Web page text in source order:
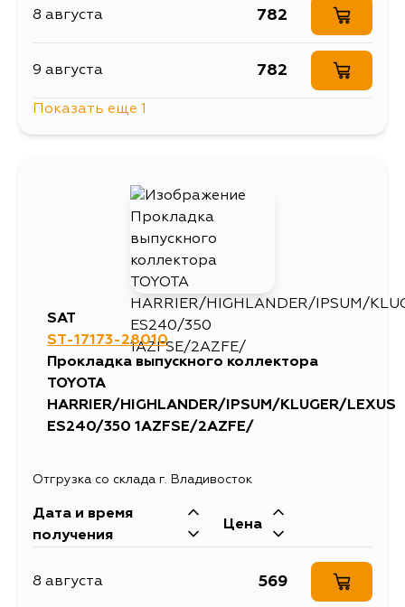
8 августа 782
9 августа 782
Показать еще 1
SAT
ST-17173-28010
Прокладка выпускного коллектора
TOYOTA
HARRIER/HIGHLANDER/IPSUM/KLUGER/LEXUS
ES240/350 1AZFSE/2AZFE/
Отгрузка со склада г. Владивосток
Дата и время
получения
Цена
8 августа 569